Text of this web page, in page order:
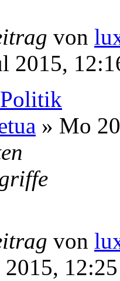
von
2015,
» Mo
von
12:25